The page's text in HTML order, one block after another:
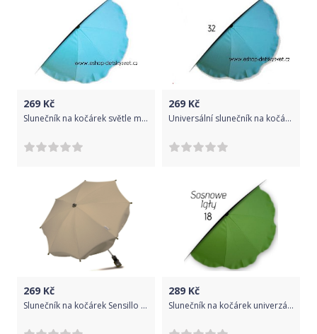
269 Kč
Slunečník na kočárek světle modrý
269 Kč
Universální slunečník na kočárek tyrkysový č.32
269 Kč
Slunečník na kočárek Sensillo béžový
289 Kč
Slunečník na kočárek univerzální 18